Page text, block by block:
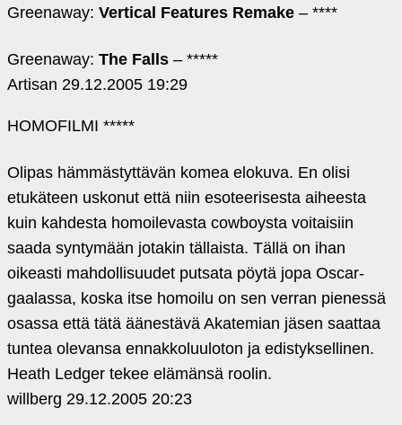
Greenaway: Vertical Features Remake – ****
Greenaway: The Falls – *****
Artisan 29.12.2005 19:29
HOMOFILMI *****
Olipas hämmästyttävän komea elokuva. En olisi
etukäteen uskonut että niin esoteerisesta aiheesta
kuin kahdesta homoilevasta cowboysta voitaisiin
saada syntymään jotakin tällaista. Tällä on ihan
oikeasti mahdollisuudet putsata pöytä jopa Oscar-
gaalassa, koska itse homoilu on sen verran pienessä
osassa että tätä äänestävä Akatemian jäsen saattaa
tuntea olevansa ennakkoluuloton ja edistyksellinen.
Heath Ledger tekee elämänsä roolin.
willberg 29.12.2005 20:23